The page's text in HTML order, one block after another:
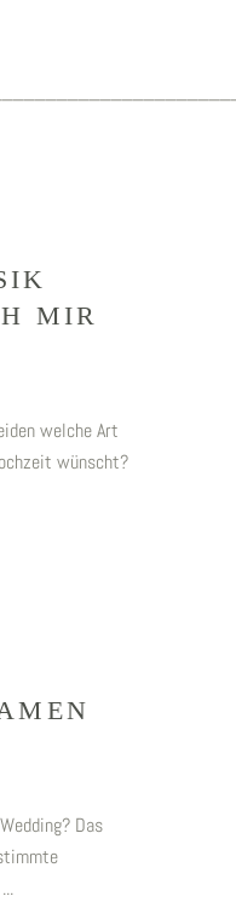
MIR
welche Art
wünscht?
Das